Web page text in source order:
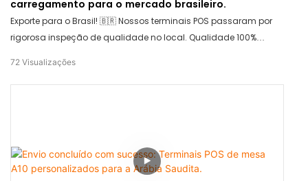
carregamento para o mercado brasileiro.
Exporte para o Brasil! 🇧🇷 Nossos terminais POS passaram por
rigorosa inspeção de qualidade no local. Qualidade 100%
viagem. Obrigado por confiar na TCANG para suas
necessidades de hardware!
72 Visualizações